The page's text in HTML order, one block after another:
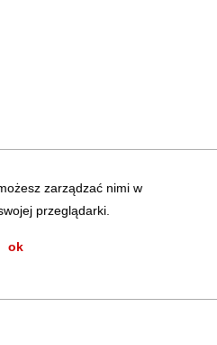
zarządzać nimi w
przeglądarki.
ok